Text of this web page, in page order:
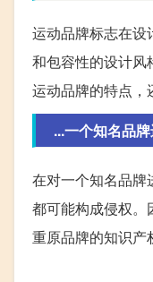
运动品牌标志在设
和包容性的设计风
运动品牌的特点，
...一个知名品
在对一个知名品牌
都可能构成侵权
重原品牌的知识产